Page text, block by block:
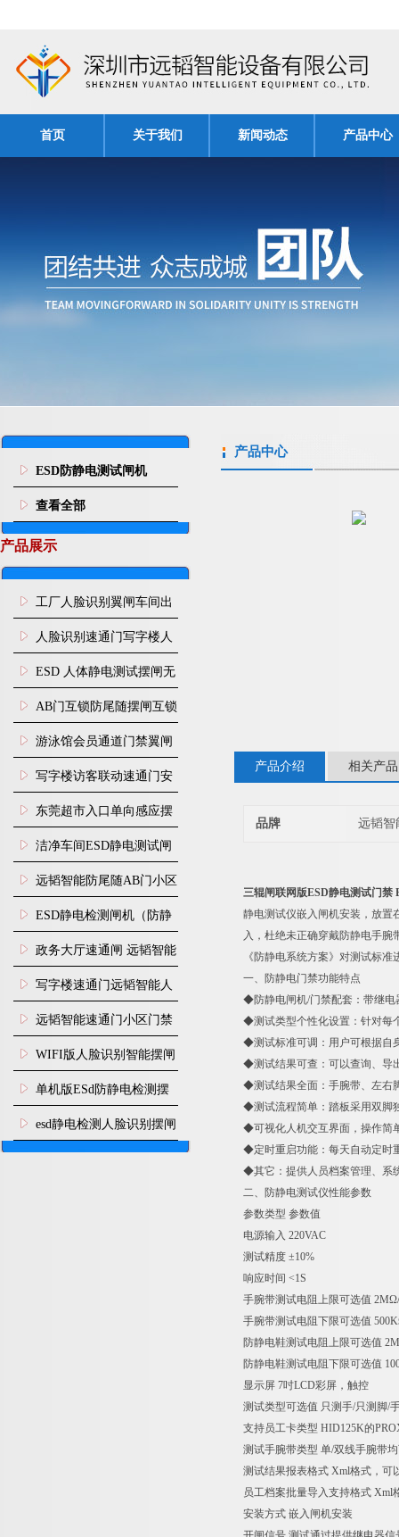
首页 关于我们 新闻动态 产品中心
ESD防静电测试闸机
查看全部
产品展示
工厂人脸识别翼闸车间出
入口人行通道门禁
人脸识别速通门写字楼人
行通道闸门禁设备
ESD 人体静电测试摆闸无
尘车间防静电闸机
AB门互锁防尾随摆闸互锁
闸机
游泳馆会员通道门禁翼闸
写字楼访客联动速通门安
装
东莞超市入口单向感应摆
闸安装
洁净车间ESD静电测试闸
机
远韬智能防尾随AB门小区
门禁闸机安装
​ESD静电检测闸机（防静
电门禁通道系统）
政务大厅速通闸 远韬智能
防尾随静音速通门
写字楼速通门远韬智能人
脸识别快速通道闸
远韬智能速通门小区门禁
闸机食堂消费摆闸
WIFI版人脸识别智能摆闸
机
单机版ESd防静电检测摆
闸机
esd静电检测人脸识别摆闸
安装
产品中心
产品介绍 相关产品
品牌 远韬智
三辊闸联网版ESD静电测试门禁
静电测试仪嵌入闸机安装，放置
入，杜绝未正确穿戴防静电手腕
《防静电系统方案》对测试标准
一、防静电门禁功能特点
◆防静电闸机/门禁配套：带继电
◆测试类型个性化设置：针对每
◆测试标准可调：用户可根据自
◆测试结果可查：可以查询、导
◆测试结果全面：手腕带、左右
◆测试流程简单：踏板采用双脚
◆可视化人机交互界面，操作简
◆定时重启功能：每天自动定时
◆其它：提供人员档案管理、系
二、防静电测试仪性能参数
参数类型 参数值
电源输入 220VAC
测试精度 ±10%
响应时间 <1S
手腕带测试电阻上限可选值
手腕带测试电阻下限可选值
防静电鞋测试电阻上限可选值
防静电鞋测试电阻下限可选值
显示屏 7吋LCD彩屏，触控
测试类型可选值 只测手/只测脚/
支持员工卡类型 HID125K的
测试手腕带类型 单/双线手腕带
测试结果报表格式 Xml格式，可
员工档案批量导入支持格式 Xml
安装方式 嵌入闸机安装